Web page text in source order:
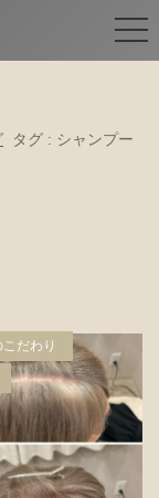
タグ : シャンプー
だわり